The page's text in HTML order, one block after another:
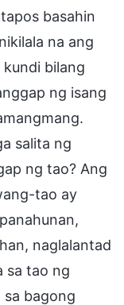
basahin
na ang
bilang
ng isang
salita ng
ng tao? Ang
tao ay
naglalantad
sa tao ng
bagong